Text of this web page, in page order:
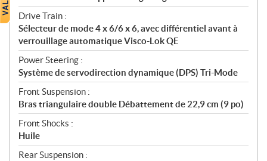
Drive Train :
Sélecteur de mode 4 x 6/6 x 6, avec différentiel avant à
verrouillage automatique Visco-Lok QE
Power Steering :
Système de servodirection dynamique (DPS) Tri-Mode
Front Suspension :
Bras triangulaire double Débattement de 22,9 cm (9 po)
Front Shocks :
Huile
Rear Suspension :